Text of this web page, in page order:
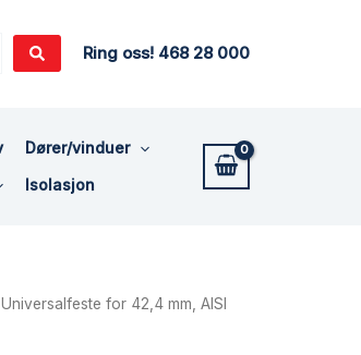
Ring oss! 468 28 000
Dører/vinduer
Isolasjon
for 42,4 mm, AISI